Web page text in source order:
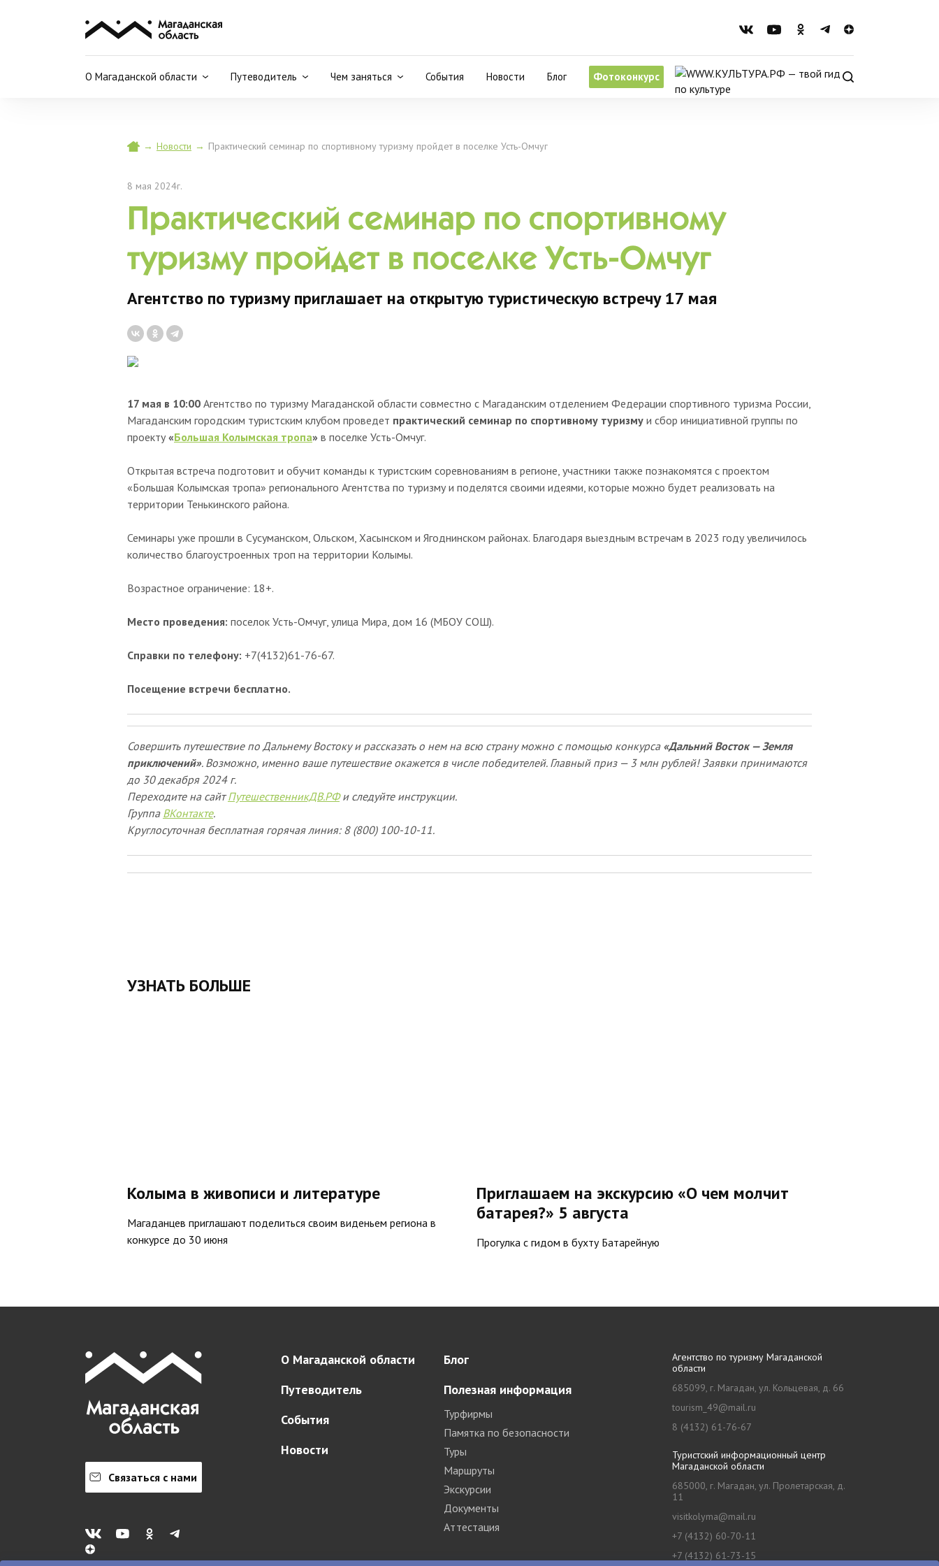
О Магаданской области Путеводитель Чем заняться События Новости Блог Фотоконкурс
→ Новости → Практический семинар по спортивному туризму пройдет в поселке Усть-Омчуг
8 мая 2024г.
Практический семинар по спортивному
туризму пройдет в поселке Усть-Омчуг
Агентство по туризму приглашает на открытую туристическую встречу 17 мая
17 мая в 10:00 Агентство по туризму Магаданской области совместно с Магаданским отделением Федерации спортивного туризма России,
Магаданским городским туристским клубом проведет практический семинар по спортивному туризму и сбор инициативной группы по
проекту«Большая Колымская тропа» в поселке Усть-Омчуг.
Открытая встреча подготовит и обучит команды к туристским соревнованиям в регионе, участники также познакомятся с проектом
«Большая Колымская тропа» регионального Агентства по туризму и поделятся своими идеями, которые можно будет реализовать на
территории Тенькинского района.
Семинары уже прошли в Сусуманском, Ольском, Хасынском и Ягоднинском районах. Благодаря выездным встречам в 2023 году увеличилось
количество благоустроенных троп на территории Колымы.
Возрастное ограничение: 18+.
Место проведения: поселок Усть-Омчуг, улица Мира, дом 16 (МБОУ СОШ).
Справки по телефону: +7(4132)61-76-67.
Посещение встречи бесплатно.
Совершить путешествие по Дальнему Востоку и рассказать о нем на всю страну можно с помощью конкурса «Дальний Восток — Земля
приключений». Возможно, именно ваше путешествие окажется в числе победителей. Главный приз — 3 млн рублей! Заявки принимаются
до 30 декабря 2024 г.
Переходите на сайтПутешественникДВ.РФи следуйте инструкции.
Группа ВКонтакте.
Круглосуточная бесплатная горячая линия: 8 (800) 100-10-11.
УЗНАТЬ БОЛЬШЕ
Колыма в живописи и литературе
Магаданцев приглашают поделиться своим виденьем региона в
конкурсе до 30 июня
Приглашаем на экскурсию «О чем молчит
батарея?» 5 августа
Прогулка с гидом в бухту Батарейную
Связаться с нами
О Магаданской области
Путеводитель
События
Новости
Блог
Полезная информация
Турфирмы
Памятка по безопасности
Туры
Маршруты
Экскурсии
Документы
Аттестация
Агентство по туризму Магаданской
области
685099, г. Магадан, ул. Кольцевая, д. 66
tourism_49@mail.ru
8 (4132) 61-76-67
Туристский информационный центр
Магаданской области
685000, г. Магадан, ул. Пролетарская, д.
11
visitkolyma@mail.ru
+7 (4132) 60-70-11
+7 (4132) 61-73-15